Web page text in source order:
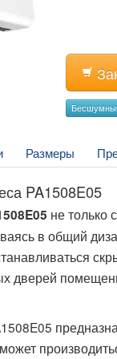
Размеры
PA1508E05
не только
в общий
дверей